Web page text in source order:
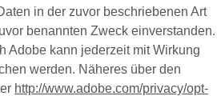
in der zuvor beschriebenen Art
benannten Zweck einverstanden.
Adobe kann jederzeit mit Wirkung
werden. Näheres über den
http://www.adobe.com/privacy/opt-